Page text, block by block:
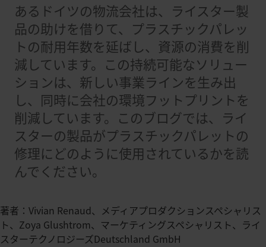
あるドイツの物流会社は、ライスター製
品の助けを借りて、プラスチックパレッ
トの耐用年数を延ばし、資源の消費を削
減しています。この持続可能なソリュー
ションは、新しい事業ラインを生み出
し、同時に会社の環境フットプリントを
削減しています。このブログでは、ライ
スターの製品がプラスチックパレットの
修理にどのように使用されているかを読
んでください。
著者：Vivian Renaud、メディアプロダクションスペシャリス
ト、Zoya Glushtrom、マーケティングスペシャリスト、ライ
スターテクノロジーズDeutschland GmbH